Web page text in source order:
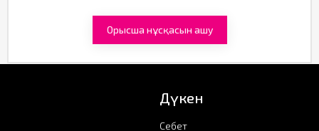
Орысша нұсқасын ашу
Дүкен
Себет